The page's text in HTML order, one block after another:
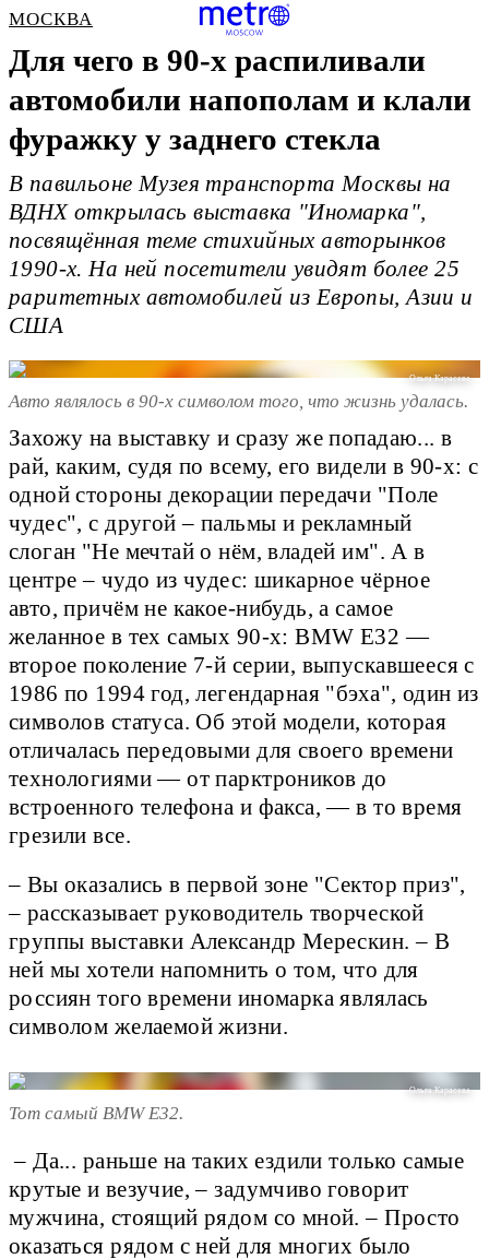
МОСКВА
Для чего в 90-х распиливали
автомобили напополам и клали
фуражку у заднего стекла
В павильоне Музея транспорта Москвы на
ВДНХ открылась выставка "Иномарка",
посвящённая теме стихийных авторынков
1990-х. На ней посетители увидят более 25
раритетных автомобилей из Европы, Азии и
США
Ольга Карасева
Авто являлось в 90-х символом того, что жизнь удалась.
Захожу на выставку и сразу же попадаю... в
рай, каким, судя по всему, его видели в 90-х: с
одной стороны декорации передачи "Поле
чудес", с другой – пальмы и рекламный
слоган "Не мечтай о нём, владей им". А в
центре – чудо из чудес: шикарное чёрное
авто, причём не какое-нибудь, а самое
желанное в тех самых 90-х: BMW E32 —
второе поколение 7-й серии, выпускавшееся с
1986 по 1994 год, легендарная "бэха", один из
символов статуса. Об этой модели, которая
отличалась передовыми для своего времени
технологиями — от парктроников до
встроенного телефона и факса, — в то время
грезили все.
– Вы оказались в первой зоне "Сектор приз",
– рассказывает руководитель творческой
группы выставки Александр Мерескин. – В
ней мы хотели напомнить о том, что для
россиян того времени иномарка являлась
символом желаемой жизни.
Ольга Карасева
Тот самый BMW E32.
– Да... раньше на таких ездили только самые
крутые и везучие, – задумчиво говорит
мужчина, стоящий рядом со мной. – Просто
оказаться рядом с ней для многих было